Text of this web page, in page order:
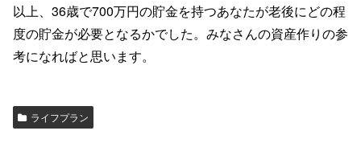
以上、36歳で700万円の貯金を持つあなたが老後にどの程
度の貯金が必要となるかでした。みなさんの資産作りの参
考になればと思います。
ライフプラン